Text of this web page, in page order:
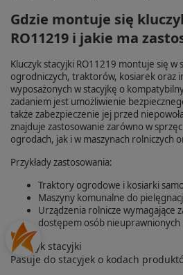
Gdzie montuje się
RO11219 i jakie ma
Kluczyk stacyjki RO11219 montuje się w
ogrodniczych, traktorów, kosiarek oraz
wyposażonych w stacyjkę o
zadaniem jest umożliwienie
także zabezpieczenie jej przed
znajduje zastosowanie zarówno w
ogrodach, jak i w maszynach rolniczych
Przykłady zastosowania:
Traktory ogrodowe i kosiarki
Maszyny komunalne do
Urządzenia rolnicze wymagające
dostępem osób nieuprawnionych
Kluczyk stacyjki
Pasuje do stacyjek o kodach